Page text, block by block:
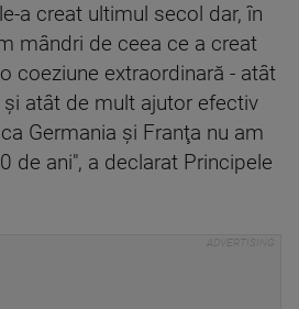
a creat ultimul secol dar, în
mândri de ceea ce a creat
coeziune extraordinară - atât
atât de mult ajutor efectiv
Germania şi Franţa nu am
de ani", a declarat Principele